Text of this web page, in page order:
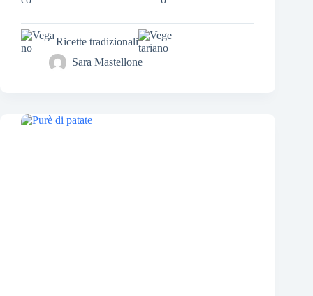
Ricette tradizionali
Sara Mastellone